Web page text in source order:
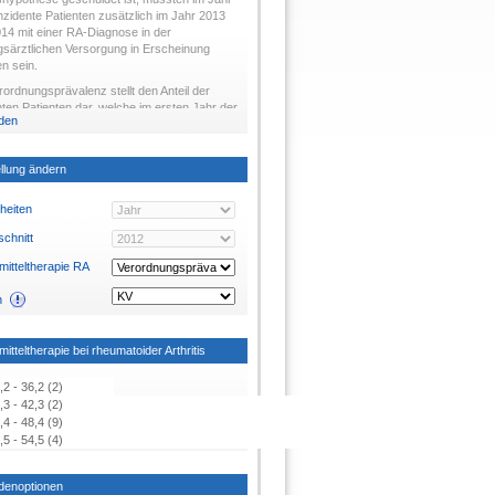
Patienten zusätzlich im Jahr 2013
mit einer RA-Diagnose in der
Versorgung in Erscheinung
sein.
stellt den Anteil der
Patienten dar, welche im ersten Jahr der
die entsprechende Medikation
ändern
RA
bei rheumatoider Arthritis
- 36,2 (2)
- 42,3 (2)
- 48,4 (9)
- 54,5 (4)